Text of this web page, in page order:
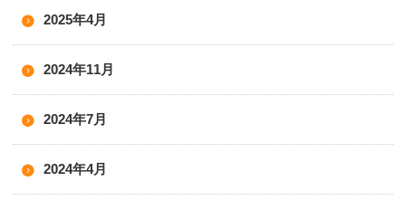
2025年4月
2024年11月
2024年7月
2024年4月